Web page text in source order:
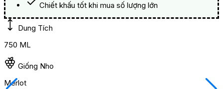
Chiết khấu tốt khi mua số lượng lớn
Dung Tích
750 ML
Giống Nho
Merlot